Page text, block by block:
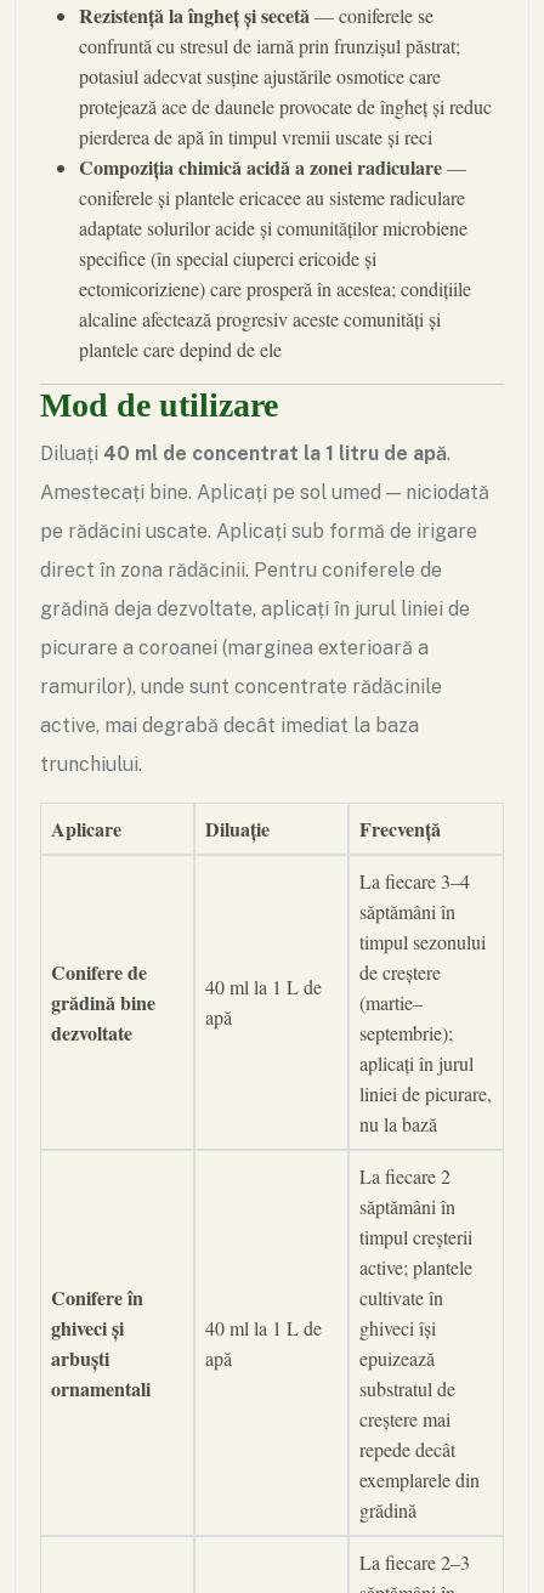
Rezistență la îngheț și secetă— coniferele se
confruntă cu stresul de iarnă prin frunzișul păstrat;
potasiul adecvat susține ajustările osmotice care
protejează ace de daunele provocate de îngheț și reduc
pierderea de apă în timpul vremii uscate și reci
Compoziția chimică acidă a zonei radiculare—
coniferele și plantele ericacee au sisteme radiculare
adaptate solurilor acide și comunităților microbiene
specifice (în special ciuperci ericoide și
ectomicoriziene) care prosperă în acestea; condițiile
alcaline afectează progresiv aceste comunități și
plantele care depind de ele
Mod de utilizare
Diluați 40 ml de concentrat la 1 litru de apă.
Amestecați bine. Aplicați pe sol umed — niciodată
pe rădăcini uscate. Aplicați sub formă de irigare
direct în zona rădăcinii. Pentru coniferele de
grădină deja dezvoltate, aplicați în jurul liniei de
picurare a coroanei (marginea exterioară a
ramurilor), unde sunt concentrate rădăcinile
active, mai degrabă decât imediat la baza
trunchiului.
Aplicare Diluație Frecvență
Conifere de
grădină bine
dezvoltate
40 ml la 1 L de
apă
La fiecare 3–4
săptămâni în
timpul sezonului
de creștere
(martie–
septembrie);
aplicați în jurul
liniei de picurare,
nu la bază
Conifere în
ghiveci și
arbuști
ornamentali
40 ml la 1 L de
apă
La fiecare 2
săptămâni în
timpul creșterii
active; plantele
cultivate în
ghiveci își
epuizează
substratul de
creștere mai
repede decât
exemplarele din
grădină
La fiecare 2–3